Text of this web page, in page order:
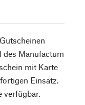
des Manufactum
mit Karte
Einsatz.
verfügbar.